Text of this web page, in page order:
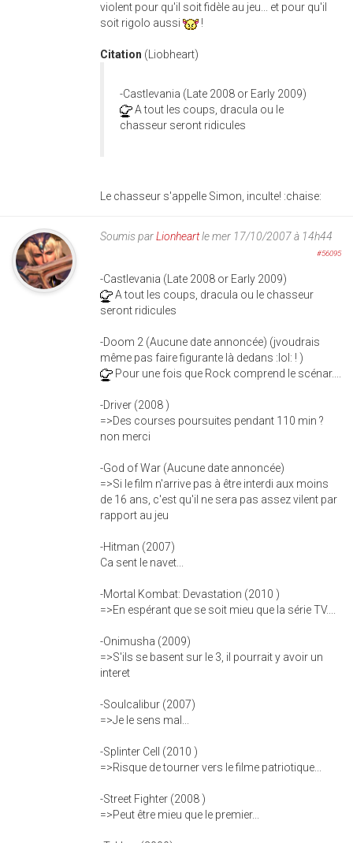
violent pour qu'il soit fidèle au jeu... et pour qu'il
soit rigolo aussi
!
Citation (Liobheart)
-Castlevania (Late 2008 or Early 2009)
A tout les coups, dracula ou le
chasseur seront ridicules
Le chasseur s'appelle Simon, inculte! :chaise:
Soumis parLionheartle mer 17/10/2007 à 14h44
#56095
-Castlevania (Late 2008 or Early 2009)
A tout les coups, dracula ou le chasseur
seront ridicules
-Doom 2 (Aucune date annoncée) (jvoudrais
même pas faire figurante là dedans :lol: ! )
Pour une fois que Rock comprend le scénar....
-Driver (2008 )
=>Des courses poursuites pendant 110 min ?
non merci
-God of War (Aucune date annoncée)
=>Si le film n'arrive pas à être interdi aux moins
de 16 ans, c'est qu'il ne sera pas assez vilent par
rapport au jeu
-Hitman (2007)
Ca sent le navet...
-Mortal Kombat: Devastation (2010 )
=>En espérant que se soit mieu que la série TV....
-Onimusha (2009)
=>S'ils se basent sur le 3, il pourrait y avoir un
interet
-Soulcalibur (2007)
=>Je le sens mal...
-Splinter Cell (2010 )
=>Risque de tourner vers le filme patriotique...
-Street Fighter (2008 )
=>Peut être mieu que le premier...